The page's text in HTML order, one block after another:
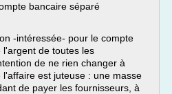
bancaire séparé
-intéressée- pour le compte
l'argent de toutes les
de ne rien changer à
est juteuse : une masse
de payer les fournisseurs, à